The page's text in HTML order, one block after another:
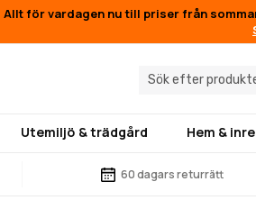
Allt för vardagen nu till priser från
Utemiljö & trädgård Hem &
60 dagars returrätt